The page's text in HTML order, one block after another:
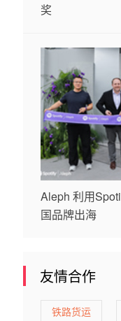
奖
Aleph 利用
国品牌出海
友情合作
铁路货运